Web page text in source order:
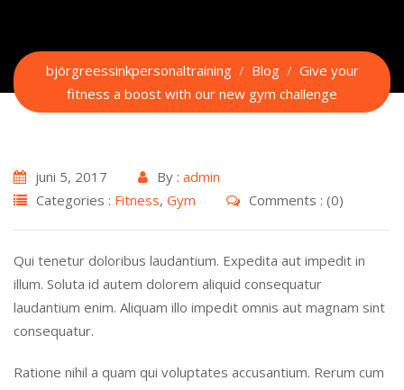
björgreessinkpersonaltraining / Blog / Give your
fitness a boost with our new gym challenge
juni 5, 2017 By : admin
Categories : Fitness, Gym Comments : (0)
Qui tenetur doloribus laudantium. Expedita aut impedit in
illum. Soluta id autem dolorem aliquid consequatur
laudantium enim. Aliquam illo impedit omnis aut magnam sint
consequatur.
Ratione nihil a quam qui voluptates accusantium. Rerum cum